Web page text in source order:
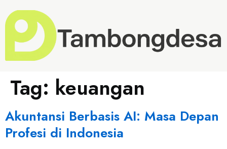
Tag: keuangan
Akuntansi Berbasis AI: Masa Depan
Profesi di Indonesia